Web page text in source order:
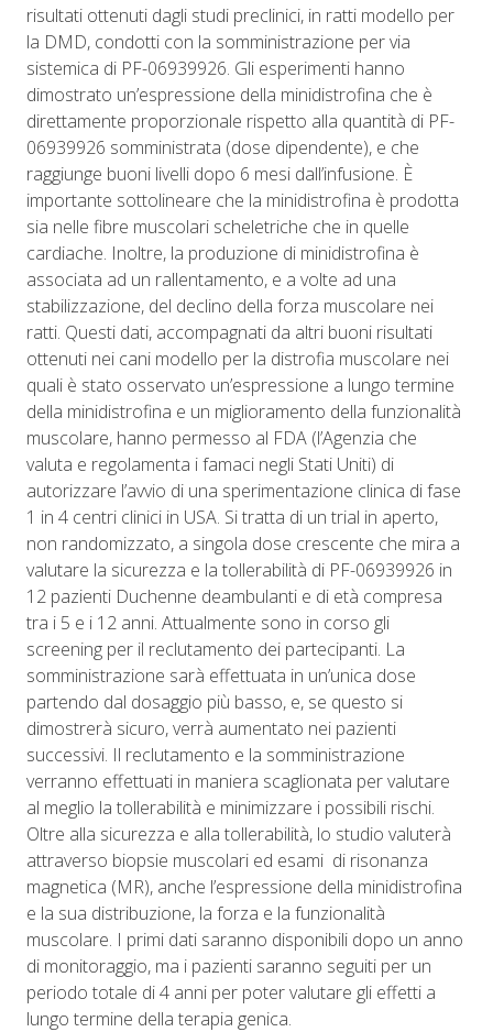
risultati ottenuti dagli studi preclinici, in ratti modello per
la DMD, condotti con la somministrazione per via
sistemica di PF-06939926. Gli esperimenti hanno
dimostrato un’espressione della minidistrofina che è
direttamente proporzionale rispetto alla quantità di PF-
06939926 somministrata (dose dipendente), e che
raggiunge buoni livelli dopo 6 mesi dall’infusione. È
importante sottolineare che la minidistrofina è prodotta
sia nelle fibre muscolari scheletriche che in quelle
cardiache. Inoltre, la produzione di minidistrofina è
associata ad un rallentamento, e a volte ad una
stabilizzazione, del declino della forza muscolare nei
ratti. Questi dati, accompagnati da altri buoni risultati
ottenuti nei cani modello per la distrofia muscolare nei
quali è stato osservato un’espressione a lungo termine
della minidistrofina e un miglioramento della funzionalità
muscolare, hanno permesso al FDA (l’Agenzia che
valuta e regolamenta i famaci negli Stati Uniti) di
autorizzare l’avvio di una sperimentazione clinica di fase
1 in 4 centri clinici in USA. Si tratta di un trial in aperto,
non randomizzato, a singola dose crescente che mira a
valutare la sicurezza e la tollerabilità di PF-06939926 in
12 pazienti Duchenne deambulanti e di età compresa
tra i 5 e i 12 anni. Attualmente sono in corso gli
screening per il reclutamento dei partecipanti. La
somministrazione sarà effettuata in un’unica dose
partendo dal dosaggio più basso, e, se questo si
dimostrerà sicuro, verrà aumentato nei pazienti
successivi. Il reclutamento e la somministrazione
verranno effettuati in maniera scaglionata per valutare
al meglio la tollerabilità e minimizzare i possibili rischi.
Oltre alla sicurezza e alla tollerabilità, lo studio valuterà
attraverso biopsie muscolari ed esami di risonanza
magnetica (MR), anche l’espressione della minidistrofina
e la sua distribuzione, la forza e la funzionalità
muscolare. I primi dati saranno disponibili dopo un anno
di monitoraggio, ma i pazienti saranno seguiti per un
periodo totale di 4 anni per poter valutare gli effetti a
lungo termine della terapia genica.